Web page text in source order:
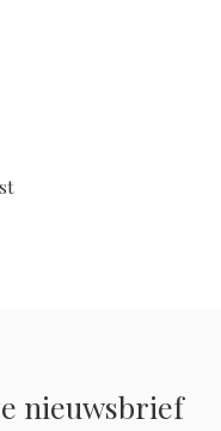
nieuwsbrief